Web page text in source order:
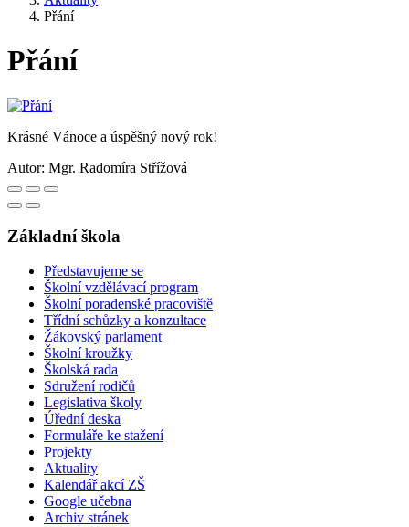
Přání
Přání
Krásné Vánoce a úspěšný nový rok!
Autor: Mgr. Radomíra Střížová
Základní škola
Představujeme se
Školní vzdělávací program
Školní poradenské pracoviště
Třídní schůzky a konzultace
Žákovský parlament
Školní kroužky
Školská rada
Sdružení rodičů
Legislativa školy
Úřední deska
Formuláře ke stažení
Projekty
Aktuality
Kalendář akcí ZŠ
Google učebna
Archiv stránek